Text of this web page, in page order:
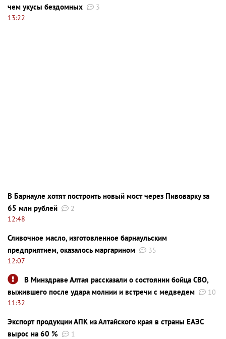
чем укусы бездомных
3
13:22
В Барнауле хотят построить новый мост через Пивоварку за
65 млн рублей
2
12:48
Сливочное масло, изготовленное барнаульским
предприятием, оказалось маргарином
35
12:07
В Минздраве Алтая рассказали о состоянии бойца СВО,
выжившего после удара молнии и встречи с медведем
10
11:32
Экспорт продукции АПК из Алтайского края в страны ЕАЭС
вырос на 60 %
1